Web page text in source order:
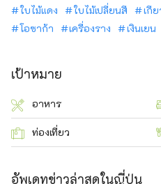
ใบไม้แดง
ใบไม้เปลี่ยนสี เกี
โอซาก้า
เครื่องราง เงินเยน
เป้าหมาย
อาหาร
ท่องเที่ยว
อัพเดทข่าวล่าสุดในญี่ปุ่น